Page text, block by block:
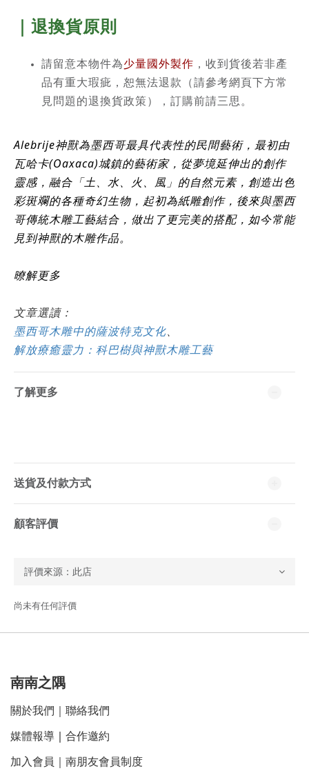
｜退換貨原則
請留意本物件為少量國外製作 ，收到貨後若非產
品有重大瑕疵，恕無法退款（請參考網頁下方常
見問題的退換貨政策），訂購前請三思。
Alebrije神獸為墨西哥最具代表性的民間藝術，最初由
瓦哈卡(Oaxaca)城鎮的藝術家，從夢境延伸出的創作
靈感，融合「土、水、火、風」的自然元素，創造出色
彩斑斕的各種奇幻生物，起初為紙雕創作，後來與墨西
哥傳統木雕工藝結合，做出了更完美的搭配，如今常能
見到神獸的木雕作品。
暸解更多
文章選讀：
墨西哥木雕中的薩波特克文化、
解放療癒靈力：科巴樹與神獸木雕工藝
了解更多
送貨及付款方式
顧客評價
尚未有任何評價
南南之隅
關於我們 聯絡我們
媒體報導 合作邀約
加入會員｜南朋友會員制度